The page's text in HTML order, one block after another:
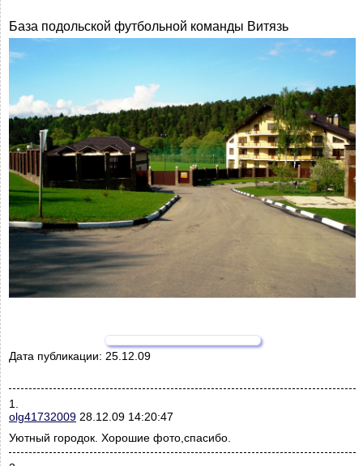
База подольской футбольной команды Витязь
Дата публикации: 25.12.09
1.
olg41732009 28.12.09 14:20:47
Уютный городок. Хорошие фото,спасибо.